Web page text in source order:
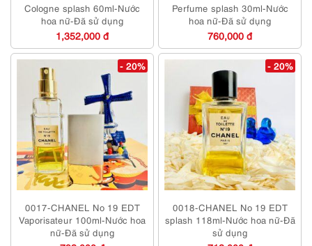
Cologne splash 60ml-Nước
hoa nữ-Đã sử dụng
1,352,000 đ
Perfume splash 30ml-Nước
hoa nữ-Đã sử dụng
760,000 đ
- 20%
0017-CHANEL No 19 EDT
Vaporisateur 100ml-Nước hoa
nữ-Đã sử dụng
- 20%
0018-CHANEL No 19 EDT
splash 118ml-Nước hoa nữ-Đã
sử dụng